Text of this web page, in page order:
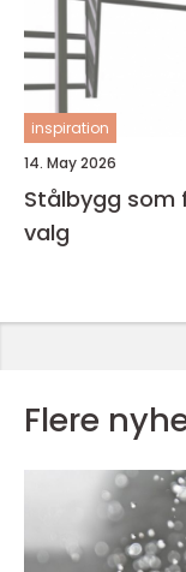
inspiration
14. May 2026
Stålbygg
valg
Flere